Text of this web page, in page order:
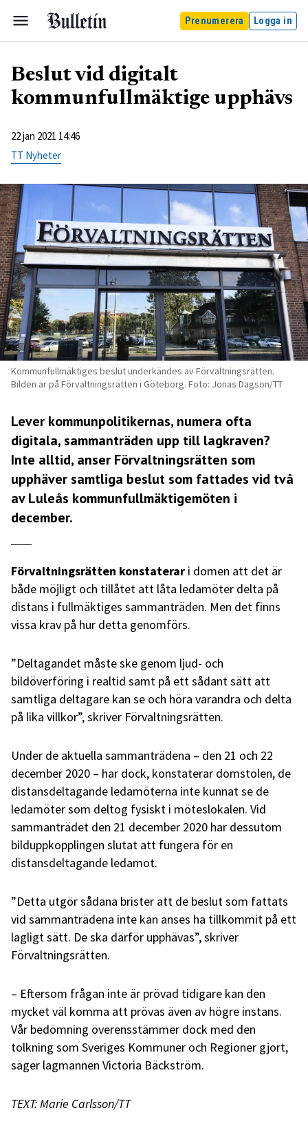
Prenumerera Logga in
Beslut vid digitalt
kommunfullmäktige upphävs
22 jan 2021 14:46
TT Nyheter
Kommunfullmäktiges beslut underkändes av Förvaltningsrätten.
Bilden är på Förvaltningsrätten i Göteborg. Foto: Jonas Dagson/TT
Lever kommunpolitikernas, numera ofta
digitala, sammanträden upp till lagkraven?
Inte alltid, anser Förvaltningsrätten som
upphäver samtliga beslut som fattades vid två
av Luleås kommunfullmäktigemöten i
december.
Förvaltningsrätten konstaterar i domen att det är
både möjligt och tillåtet att låta ledamöter delta på
distans i fullmäktiges sammanträden. Men det finns
vissa krav på hur detta genomförs.
”Deltagandet måste ske genom ljud- och
bildöverföring i realtid samt på ett sådant sätt att
samtliga deltagare kan se och höra varandra och delta
på lika villkor”, skriver Förvaltningsrätten.
Under de aktuella sammanträdena – den 21 och 22
december 2020 – har dock, konstaterar domstolen, de
distansdeltagande ledamöterna inte kunnat se de
ledamöter som deltog fysiskt i möteslokalen. Vid
sammanträdet den 21 december 2020 har dessutom
bilduppkopplingen slutat att fungera för en
distansdeltagande ledamot.
”Detta utgör sådana brister att de beslut som fattats
vid sammanträdena inte kan anses ha tillkommit på ett
lagligt sätt. De ska därför upphävas”, skriver
Förvaltningsrätten.
– Eftersom frågan inte är prövad tidigare kan den
mycket väl komma att prövas även av högre instans.
Vår bedömning överensstämmer dock med den
tolkning som Sveriges Kommuner och Regioner gjort,
säger lagmannen Victoria Bäckström.
TEXT: Marie Carlsson/TT